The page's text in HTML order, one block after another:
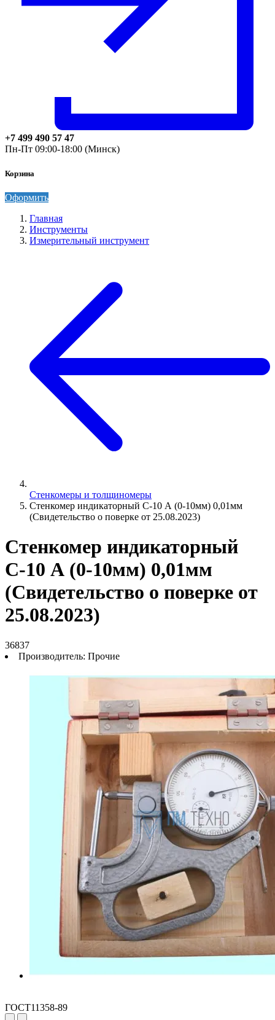
+7 499 490 57 47
Пн-Пт 09:00-18:00 (Минск)
Корзина
Оформить
Главная
Инструменты
Измерительный инструмент
Стенкомеры и толщиномеры
Стенкомер индикаторный С-10 А (0-10мм) 0,01мм
(Свидетельство о поверке от 25.08.2023)
Стенкомер индикаторный
С-10 А (0-10мм) 0,01мм
(Свидетельство о поверке от
25.08.2023)
36837
Производитель: Прочие
ГОСТ11358-89